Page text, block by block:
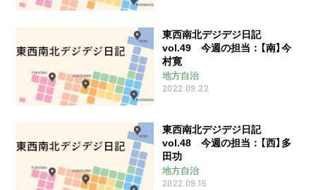
東西南北デジデジ日記
vol.49 今週の担当：【南】今
村寛
地方自治
2022.09.22
東西南北デジデジ日記
vol.48 今週の担当：【西】多
田功
地方自治
2022.09.15